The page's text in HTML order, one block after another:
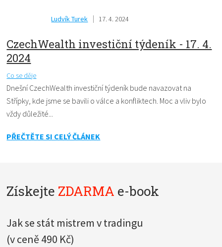
Ludvík Turek 17. 4. 2024
CzechWealth investiční týdeník - 17. 4.
2024
Co se děje
Dnešní CzechWealth investiční týdeník bude navazovat na
Střípky, kde jsme se bavili o válce a konfliktech. Moc a vliv bylo
vždy důležité...
PŘEČTĚTE SI CELÝ ČLÁNEK
Získejte ZDARMA e-book
Jak se stát mistrem v tradingu
(v ceně 490 Kč)